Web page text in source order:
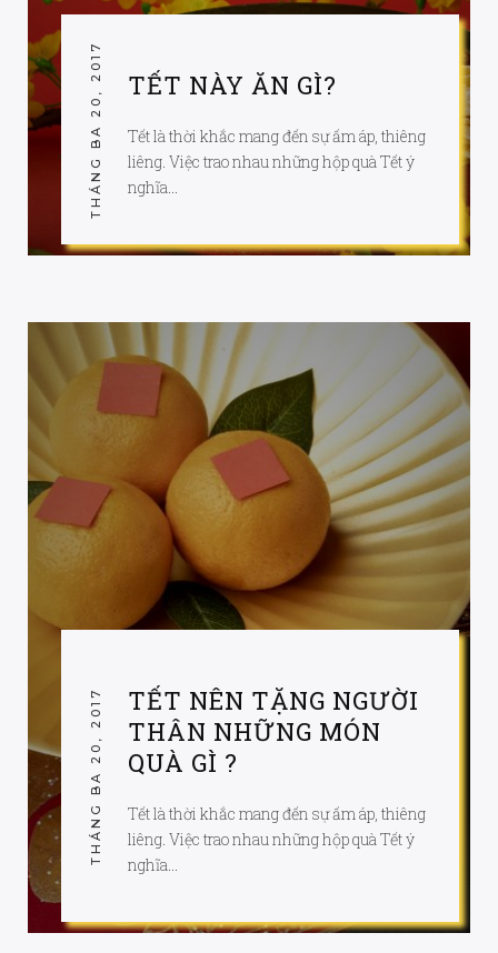
TẾT NÀY ĂN GÌ?
THÁNG BA 20, 2017
Tết là thời khắc mang đến sự ấm áp, thiêng
liêng. Việc trao nhau những hộp quà Tết ý
nghĩa...
TẾT NÊN TẶNG NGƯỜI
THÂN NHỮNG MÓN
QUÀ GÌ ?
THÁNG BA 20, 2017
Tết là thời khắc mang đến sự ấm áp, thiêng
liêng. Việc trao nhau những hộp quà Tết ý
nghĩa...